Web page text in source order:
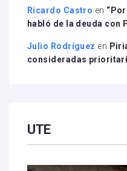
Ricardo Castro en
habló de la deuda con
Julio Rodríguez en
consideradas
UTE